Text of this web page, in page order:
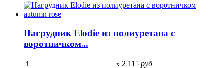
Нагрудник Elodie из полиуретана с
воротничком...
x 2 115 руб